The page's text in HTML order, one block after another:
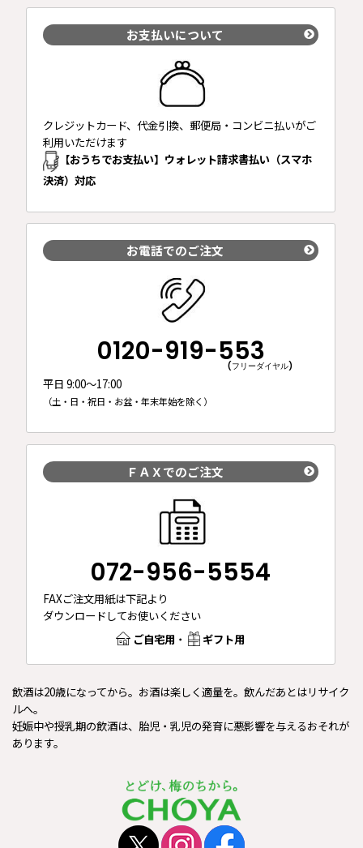
お支払いについて
クレジットカード、代金引換、郵便局・コンビニ払いがご
利用いただけます
【おうちでお支払い】ウォレット請求書払い（スマホ
決済）対応
お電話でのご注文
0120-919-553
(フリーダイヤル)
平日 9:00～17:00
（土・日・祝日・お盆・年末年始を除く）
ＦＡＸでのご注文
072-956-5554
FAXご注文用紙は下記より
ダウンロードしてお使いください
ご自宅用 ・ ギフト用
飲酒は20歳になってから。お酒は楽しく適量を。飲んだあとはリサイク
ルへ。
妊娠中や授乳期の飲酒は、胎児・乳児の発育に悪影響を与えるおそれが
あります。